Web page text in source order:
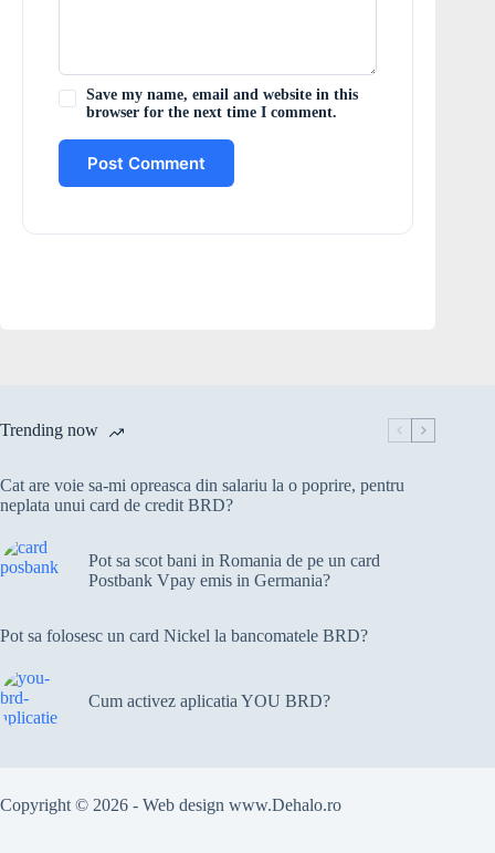
Save my name, email and website in this
browser for the next time I comment.
Post Comment
Trending now
Cat are voie sa-mi opreasca din salariu la o poprire, pentru
neplata unui card de credit BRD?
Pot sa scot bani in Romania de pe un card
Postbank Vpay emis in Germania?
Pot sa folosesc un card Nickel la bancomatele BRD?
Cum activez aplicatia YOU BRD?
Copyright © 2026 - Web design www.Dehalo.ro